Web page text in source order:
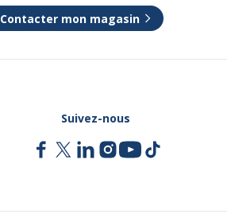
Contacter mon magasin
Suivez-nous